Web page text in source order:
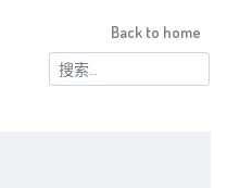
搜
索：
Back to home